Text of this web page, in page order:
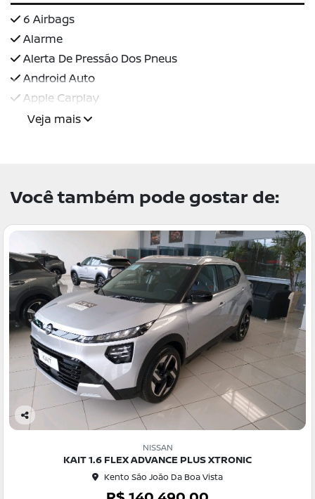
6 Airbags
Alarme
Alerta De Pressão Dos Pneus
Android Auto
Apple Carplay
Veja mais
Você também pode gostar de:
Co
NISSAN
KAIT 1.6 FLEX ADVANCE PLUS XTRONIC
Kento São João Da Boa Vista